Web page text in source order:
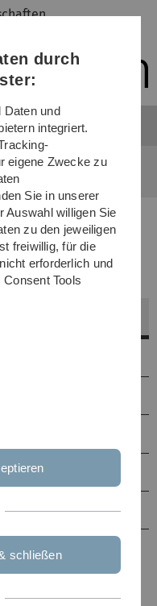
Aktuarwissenschaften
um
zum Thema!
durch
Daten und
integriert.
eigene Zwecke zu
Sie in unserer
Auswahl willigen Sie
zu den jeweiligen
freiwillig, für die
erforderlich und
Tools
schließen